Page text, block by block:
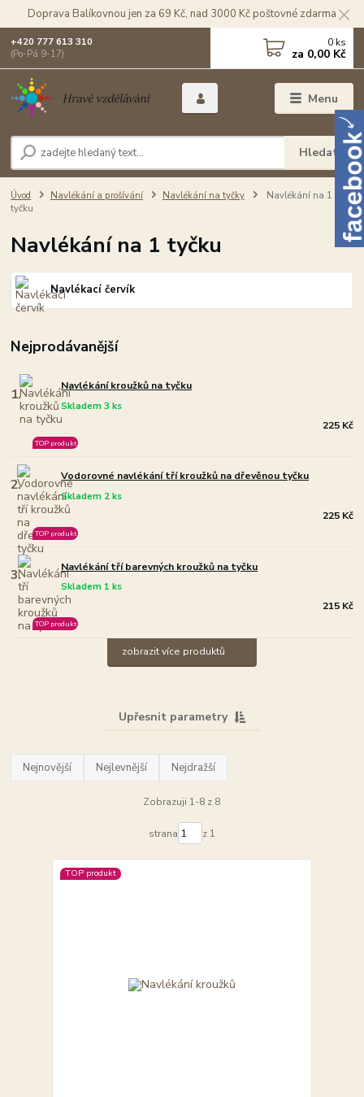
Doprava Balíkovnou jen za 69 Kč, nad 3000 Kč poštovné zdarma
Menu
Hledat
+420 777 613 310
(Po-Pá 9-17)
0 ks
za 0,00 Kč
Úvod Navlékání a prošívání Navlékání na tyčky
Navlékání na 1
tyčku
Navlékání na 1 tyčku
Navlékací červík
Nejprodávanější
1. Navlékání kroužků na tyčku
Skladem 3 ks
TOP produkt
225 Kč
2. Vodorovné navlékání tří kroužků na dřevěnou tyčku
Skladem 2 ks
TOP produkt
225 Kč
3. Navlékání tří barevných kroužků na tyčku
Skladem 1 ks
TOP produkt
215 Kč
zobrazit více produktů
Upřesnit parametry
Nejnovější Nejlevnější Nejdražší
Zobrazuji 1-8 z 8
strana z 1
TOP produkt